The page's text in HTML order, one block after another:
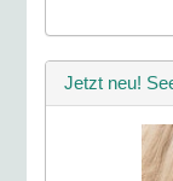
Jetzt neu!